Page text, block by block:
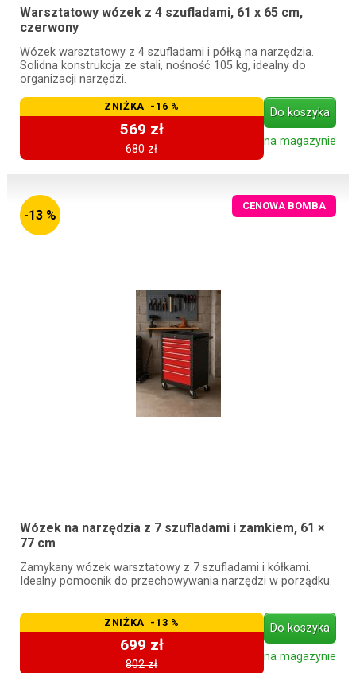
Warsztatowy wózek z 4 szufladami, 61 x 65 cm,
czerwony
Wózek warsztatowy z 4 szufladami i półką na narzędzia.
Solidna konstrukcja ze stali, nośność 105 kg, idealny do
organizacji narzędzi.
ZNIŻKA -16 %
569 zł
680 zł
Do koszyka
na magazynie
-13 %
CENOWA BOMBA
Wózek na narzędzia z 7 szufladami i zamkiem, 61 ×
77 cm
Zamykany wózek warsztatowy z 7 szufladami i kółkami.
Idealny pomocnik do przechowywania narzędzi w porządku.
ZNIŻKA -13 %
699 zł
802 zł
Do koszyka
na magazynie